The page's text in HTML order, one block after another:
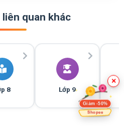
liên quan khác
8 Lớp 9
×
Giảm -50%
Shopee